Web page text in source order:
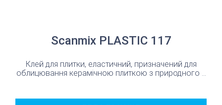
Scanmix PLASTIC 117
Клей для плитки, еластичний, призначений для
облицювання керамічною плиткою з природного ...